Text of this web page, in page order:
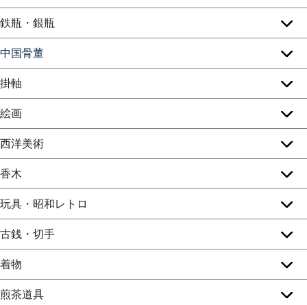
鉄瓶・銀瓶
中国骨董
掛軸
絵画
西洋美術
香木
玩具・昭和レトロ
古銭・切手
着物
煎茶道具